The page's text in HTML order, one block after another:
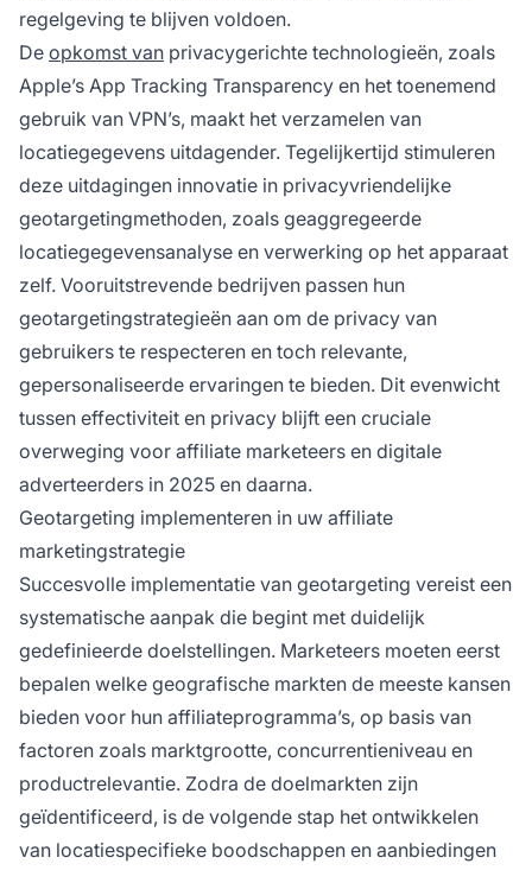
regelgeving te blijven voldoen.
De opkomst van privacygerichte technologieën, zoals
Apple’s App Tracking Transparency en het toenemend
gebruik van VPN’s, maakt het verzamelen van
locatiegegevens uitdagender. Tegelijkertijd stimuleren
deze uitdagingen innovatie in privacyvriendelijke
geotargetingmethoden, zoals geaggregeerde
locatiegegevensanalyse en verwerking op het apparaat
zelf. Vooruitstrevende bedrijven passen hun
geotargetingstrategieën aan om de privacy van
gebruikers te respecteren en toch relevante,
gepersonaliseerde ervaringen te bieden. Dit evenwicht
tussen effectiviteit en privacy blijft een cruciale
overweging voor affiliate marketeers en digitale
adverteerders in 2025 en daarna.
Geotargeting implementeren in uw affiliate
marketingstrategie
Succesvolle implementatie van geotargeting vereist een
systematische aanpak die begint met duidelijk
gedefinieerde doelstellingen. Marketeers moeten eerst
bepalen welke geografische markten de meeste kansen
bieden voor hun affiliateprogramma’s, op basis van
factoren zoals marktgrootte, concurrentieniveau en
productrelevantie. Zodra de doelmarkten zijn
geïdentificeerd, is de volgende stap het ontwikkelen
van locatiespecifieke boodschappen en aanbiedingen